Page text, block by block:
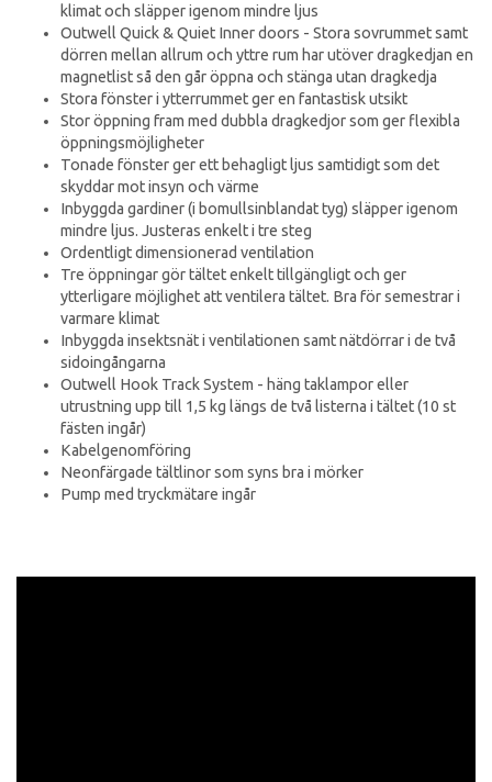
klimat och släpper igenom mindre ljus
Outwell Quick & Quiet Inner doors - Stora sovrummet samt
dörren mellan allrum och yttre rum har utöver dragkedjan en
magnetlist så den går öppna och stänga utan dragkedja
Stora fönster i ytterrummet ger en fantastisk utsikt
Stor öppning fram med dubbla dragkedjor som ger flexibla
öppningsmöjligheter
Tonade fönster ger ett behagligt ljus samtidigt som det
skyddar mot insyn och värme
Inbyggda gardiner (i bomullsinblandat tyg) släpper igenom
mindre ljus. Justeras enkelt i tre steg
Ordentligt dimensionerad ventilation
Tre öppningar gör tältet enkelt tillgängligt och ger
ytterligare möjlighet att ventilera tältet. Bra för semestrar i
varmare klimat
Inbyggda insektsnät i ventilationen samt nätdörrar i de två
sidoingångarna
Outwell Hook Track System - häng taklampor eller
utrustning upp till 1,5 kg längs de två listerna i tältet (10 st
fästen ingår)
Kabelgenomföring
Neonfärgade tältlinor som syns bra i mörker
Pump med tryckmätare ingår